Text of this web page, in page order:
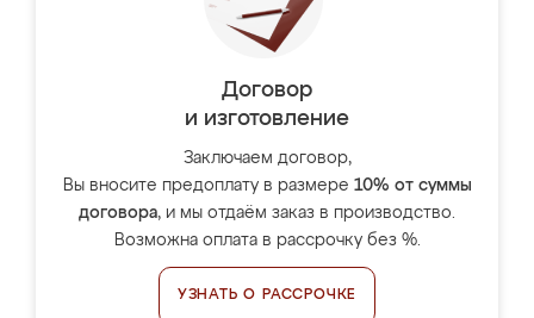
Договор
и изготовление
Заключаем договор,
Вы вносите предоплату в размере 10% от суммы
договора, и мы отдаём заказ в производство.
Возможна оплата в рассрочку без %.
УЗНАТЬ О РАССРОЧКЕ